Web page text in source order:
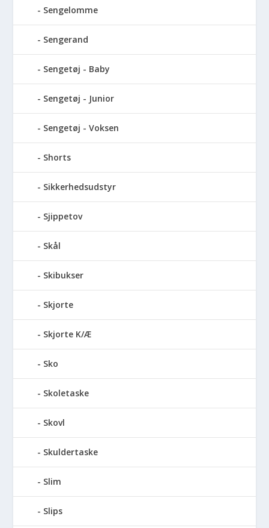
Sengelomme
Sengerand
Sengetøj - Baby
Sengetøj - Junior
Sengetøj - Voksen
Shorts
Sikkerhedsudstyr
Sjippetov
Skål
Skibukser
Skjorte
Skjorte K/Æ
Sko
Skoletaske
Skovl
Skuldertaske
Slim
Slips